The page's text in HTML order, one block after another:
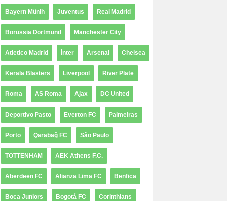
Bayern Münih Juventus Real Madrid
Borussia Dortmund Manchester City
Atletico Madrid İnter Arsenal Chelsea
Kerala Blasters Liverpool River Plate
Roma AS Roma Ajax DC United
Deportivo Pasto Everton FC Palmeiras
Porto Qarabağ FC São Paulo
TOTTENHAM AEK Athens F.C.
Aberdeen FC Alianza Lima FC Benfica
Boca Juniors Bogotá FC Corinthians